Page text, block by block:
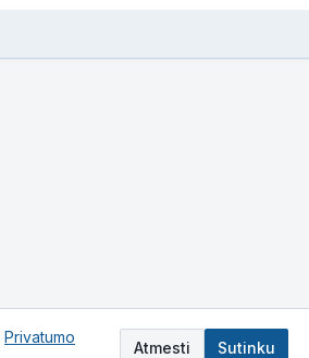
Privatumo
Atmesti Sutinku